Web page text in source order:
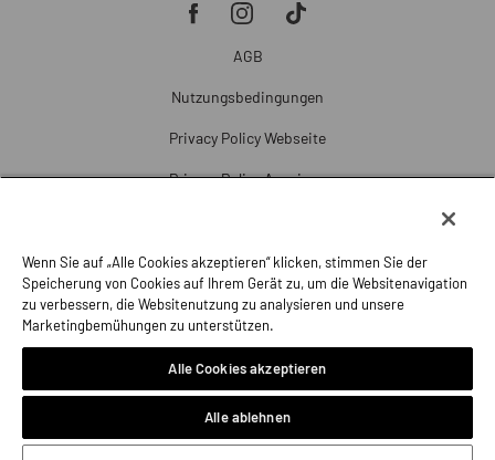
AGB
Nutzungsbedingungen
Privacy Policy Webseite
Privacy Policy Anzeigen
Cookie-Einstellungen
Beschwerde
Wenn Sie auf „Alle Cookies akzeptieren“ klicken, stimmen Sie der
Speicherung von Cookies auf Ihrem Gerät zu, um die Websitenavigation
zu verbessern, die Websitenutzung zu analysieren und unsere
Marketingbemühungen zu unterstützen.
Alle Cookies akzeptieren
Alle ablehnen